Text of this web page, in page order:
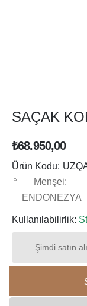
SAÇAK
₺68.950,00
Ürün Kodu:
Menşei:
ENDONEZYA
Kullanılabilirlik:
Şimdi satın